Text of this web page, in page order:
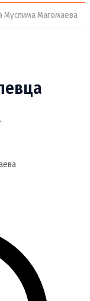
Муслима Магомаева